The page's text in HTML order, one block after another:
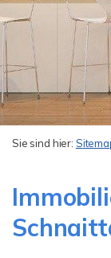
Sie sind hier: